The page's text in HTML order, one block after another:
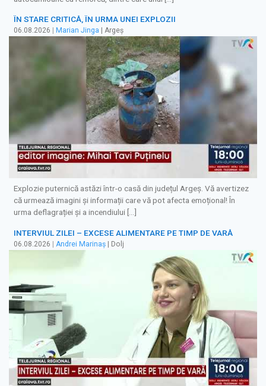
ÎN STARE CRITICĂ, ÎN URMA UNEI EXPLOZII
06.08.2026 Marian Jinga | Argeș
Explozie puternică astăzi într-o casă din județul Argeș. Vă avertizez
că urmează imagini și informații care vă pot afecta emoțional! În
urma deflagrației și a incendiului […]
INTERVIUL ZILEI – EXCESE ALIMENTARE PE TIMP DE VARĂ
06.08.2026 | Andrei Marinaș | Dolj